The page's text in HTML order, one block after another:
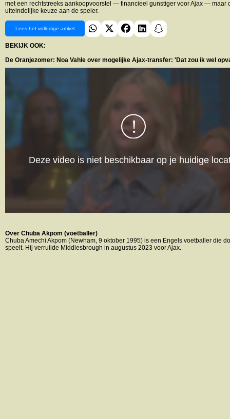
met een rechtstreeks aankoopvoorstel — financieel gunstiger voor Ajax — maar
uiteindelijke keuze aan de speler.
Lees het volledige artikel
BEKIJK OOK:
De Oranjezomer: Noa Vahle over mogelijke Ajax-transfer: 'Dat zou ik wel
Over Chuba Akpom (voetballer)
Chuba Amechi Akpom (Newham, 9 oktober 1995) is een Engels voetballer die
speelt. Hij verruilde Middlesbrough in augustus 2023 voor Ajax.